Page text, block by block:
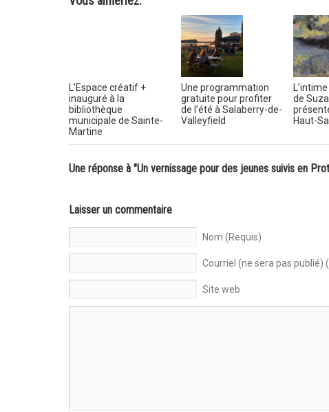
L’Espace créatif +
inauguré à la
bibliothèque
municipale de Sainte-
Martine
Une programmation
gratuite pour profiter
de l’été à Salaberry-de-
Valleyfield
de
Haut-
Une réponse à "Un vernissage pour des jeunes suivis en
Laisser un commentaire
Nom (Requis)
Courriel (ne sera pas publié)
Site web